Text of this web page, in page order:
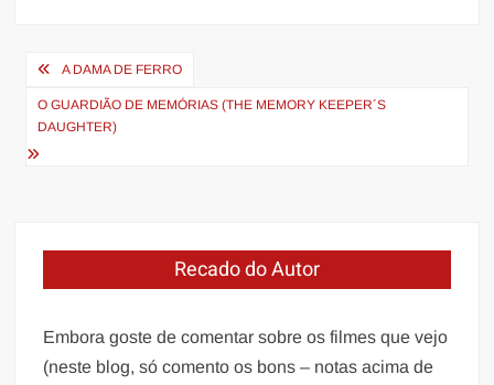
Navegação
de
Post
A DAMA DE FERRO
O GUARDIÃO DE MEMÓRIAS (THE MEMORY KEEPER´S
DAUGHTER)
Recado do Autor
Embora goste de comentar sobre os filmes que vejo
(neste blog, só comento os bons – notas acima de